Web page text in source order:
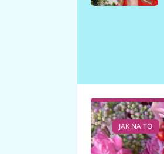
JAK NA TO